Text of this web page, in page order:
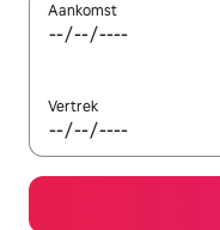
Aankomst
Vertrek